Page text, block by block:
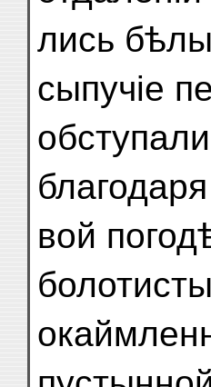
лись
сыпучіе
вой